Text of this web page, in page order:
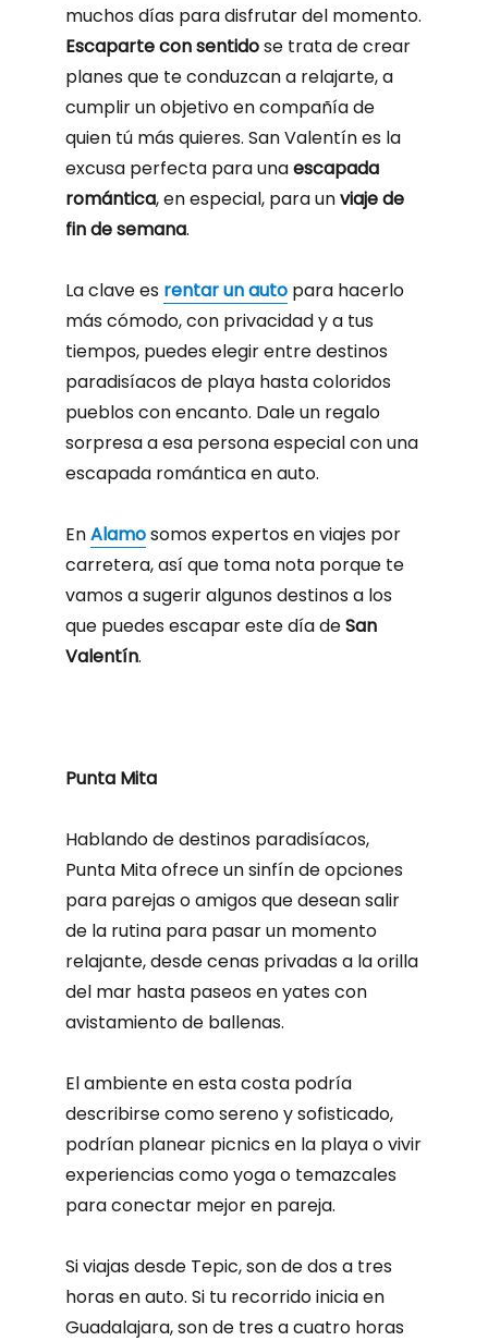
muchos días para disfrutar del momento.
Escaparte con sentidose trata de crear
planes que te conduzcan a relajarte, a
cumplir un objetivo en compañía de
quien tú más quieres. San Valentín es la
excusa perfecta para unaescapada
romántica, en especial, para unviaje de
fin de semana.
La clave es rentar un autopara hacerlo
más cómodo, con privacidad y a tus
tiempos, puedes elegir entre destinos
paradisíacos de playa hasta coloridos
pueblos con encanto. Dale un regalo
sorpresa a esa persona especial con una
escapada romántica en auto.
EnAlamosomos expertos en viajes por
carretera, así que toma nota porque te
vamos a sugerir algunos destinos a los
que puedes escapar este día deSan
Valentín.
Punta Mita
Hablando de destinos paradisíacos,
Punta Mita ofrece un sinfín de opciones
para parejas o amigos que desean salir
de la rutina para pasar un momento
relajante, desde cenas privadas a la orilla
del mar hasta paseos en yates con
avistamiento de ballenas.
El ambiente en esta costa podría
describirse como sereno y sofisticado,
podrían planear picnics en la playa o vivir
experiencias como yoga o temazcales
para conectar mejor en pareja.
Si viajas desde Tepic, son de dos a tres
horas en auto. Si tu recorrido inicia en
Guadalajara, son de tres a cuatro horas